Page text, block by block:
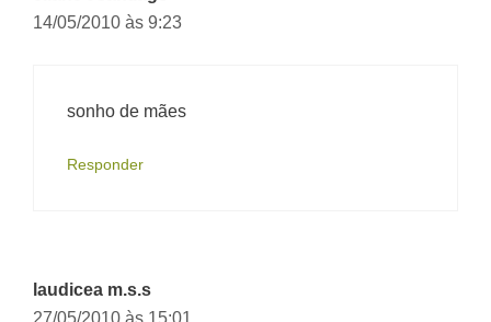
14/05/2010 às 9:23
sonho de mães
Responder
laudicea m.s.s